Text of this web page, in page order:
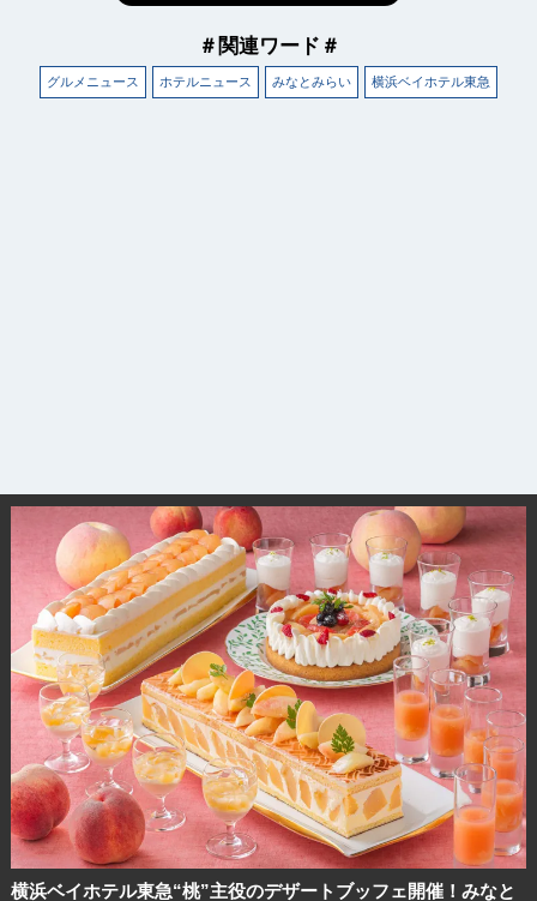
＃関連ワード＃
グルメニュース ホテルニュース みなとみらい 横浜ベイホテル東急
横浜ベイホテル東急“桃”主役のデザートブッフェ開催！みなと